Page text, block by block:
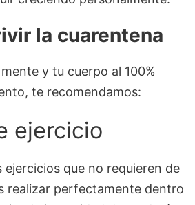
la cuarentena
y tu cuerpo al 100%
te recomendamos:
ejercicio
que no requieren de
realizar perfectamente dentro